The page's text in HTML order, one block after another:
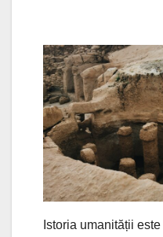
Istoria umanității